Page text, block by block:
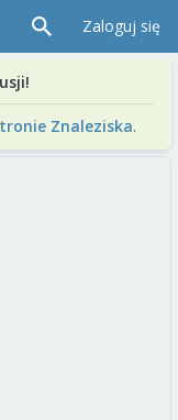
Zaloguj się
Znaleziska.